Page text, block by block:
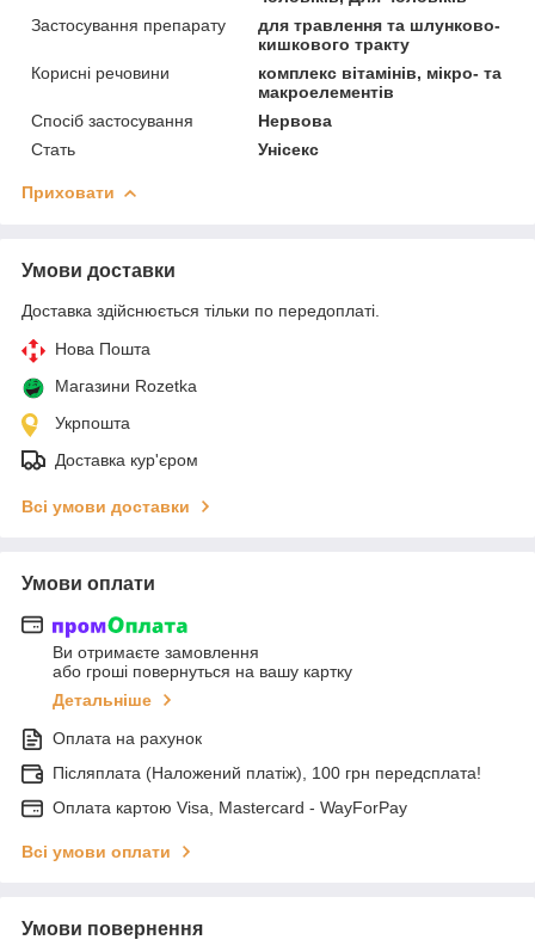
Застосування препарату
для травлення та шлунково-
кишкового тракту
Корисні речовини
комплекс вітамінів, мікро- та
макроелементів
Спосіб застосування
Нервова
Стать
Унісекс
Приховати
Умови доставки
Доставка здійснюється тільки по передоплаті.
Нова Пошта
Магазини Rozetka
Укрпошта
Доставка кур'єром
Всі умови доставки
Умови оплати
Ви отримаєте замовлення
або гроші повернуться на вашу картку
Детальніше
Оплата на рахунок
Післяплата (Наложений платіж), 100 грн передсплата!
Оплата картою Visa, Mastercard - WayForPay
Всі умови оплати
Умови повернення